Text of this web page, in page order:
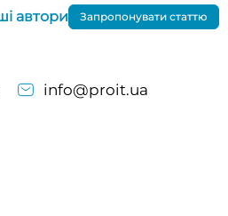
info@proit.ua
автори Запропонувати статтю